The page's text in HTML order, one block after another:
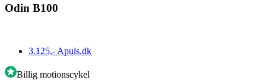
Odin B100
3.125,- Apuls.dk
Billig motionscykel